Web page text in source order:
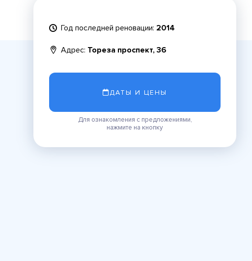
Год последней реновации: 2014
Адрес: Тореза проспект, 36
ДАТЫ И ЦЕНЫ
Для ознакомления с предложениями,
нажмите на кнопку